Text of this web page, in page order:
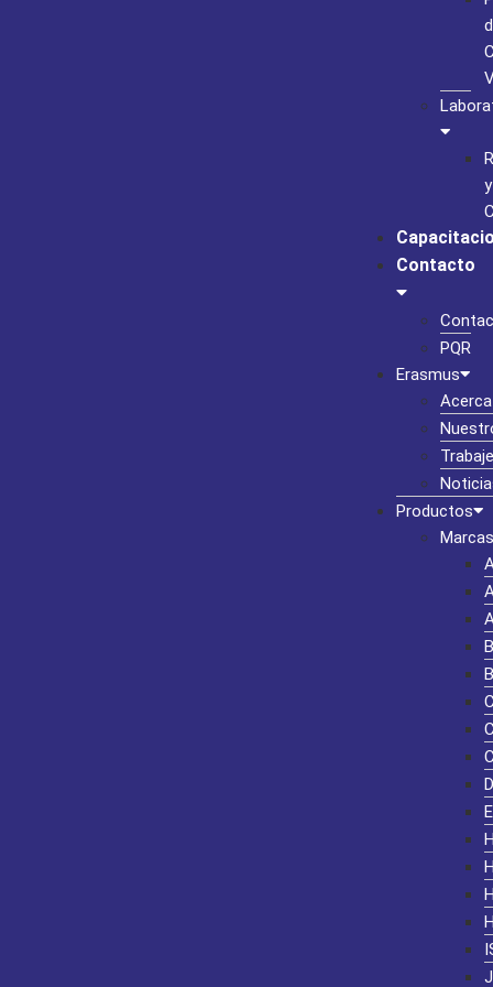
y
Contacto
PQR
Erasmus
Productos